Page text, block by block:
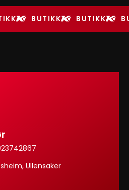
BUTIKK BUTIKK
Ullensaker